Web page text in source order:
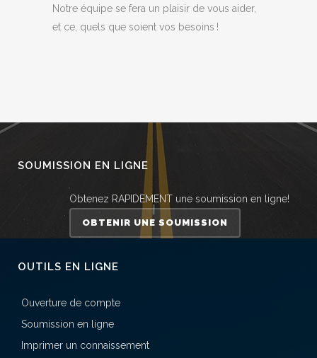
Notre équipe se fera un plaisir de vous aider,
et ce, quels que soient vos besoins !
SOUMISSION EN LIGNE
Obtenez RAPIDEMENT une soumission en ligne!
OBTENIR UNE SOUMISSION
OUTILS EN LIGNE
Ouverture de compte
Soumission en ligne
Imprimer un connaissement